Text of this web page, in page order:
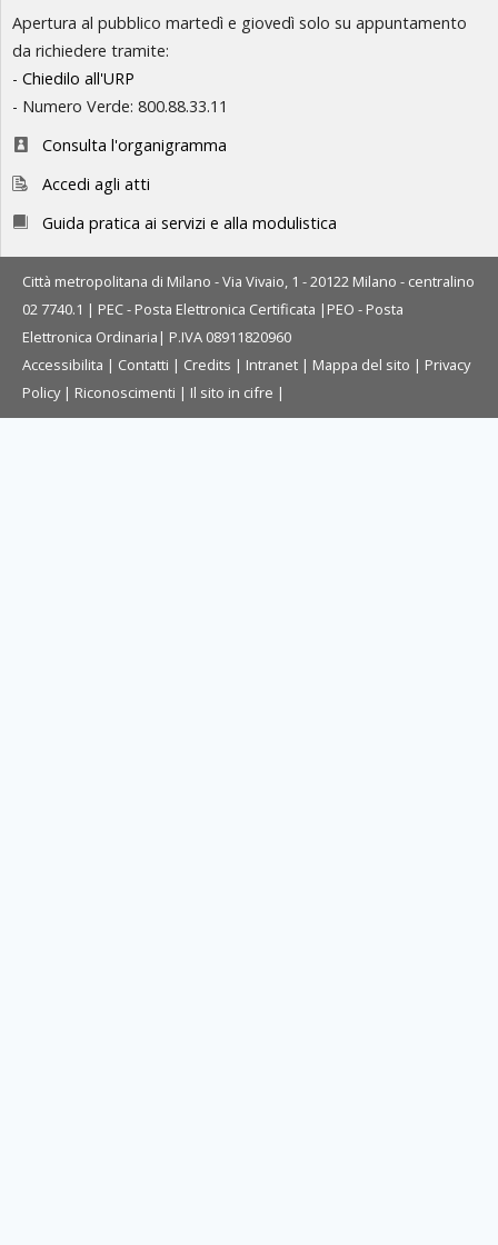
Apertura al pubblico martedì e giovedì solo su appuntamento
da richiedere tramite:
- Chiedilo all'URP
- Numero Verde: 800.88.33.11
Consulta l'organigramma
Accedi agli atti
Guida pratica ai servizi e alla modulistica
Città metropolitana di Milano - Via Vivaio, 1 - 20122 Milano - centralino
02 7740.1 | PEC - Posta Elettronica Certificata | PEO - Posta
Elettronica Ordinaria | P.IVA 08911820960
Accessibilita | Contatti | Credits | Intranet | Mappa del sito | Privacy
Policy| Riconoscimenti | Il sito in cifre |